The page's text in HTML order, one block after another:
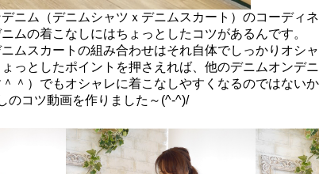
ニム（デニムシャツｘデニムスカート）のコーディ
ムの着こなしにはちょっとしたコツがあるんです。
ムスカートの組み合わせはそれ自体でしっかりオシ
っとしたポイントを押さえれば、他のデニムオンデ
＾）でもオシャレに着こなしやすくなるのではないか
のコツ動画を作りました～(^-^)/